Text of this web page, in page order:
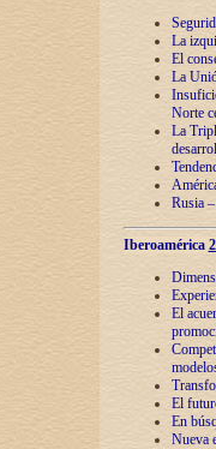
La
El
La
Norte
La
Rusia
Iberoamérica
El
El
En
Nueva